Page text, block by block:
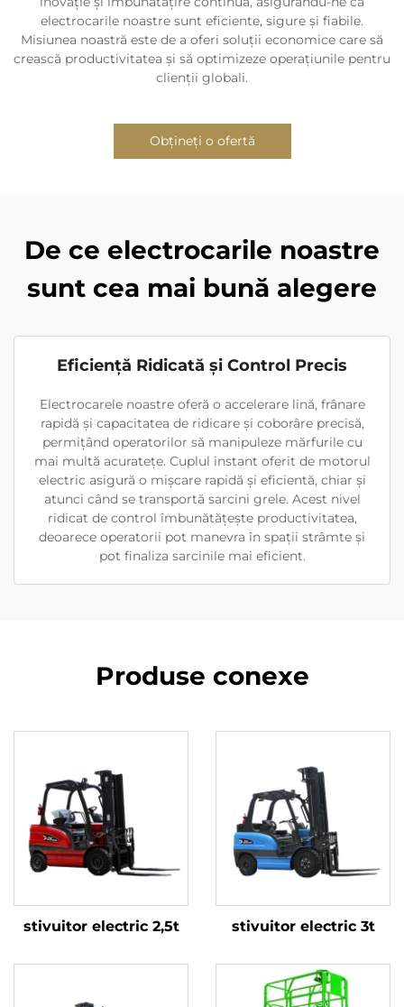
electrocarile noastre sunt eficiente, sigure și fiabile.
Misiunea noastră este de a oferi soluții economice care să
crească productivitatea și să optimizeze operațiunile pentru
clienții globali.
Obțineți o ofertă
De ce electrocarile noastre
sunt cea mai bună alegere
Eficiență Ridicată și Control Precis
Electrocarele noastre oferă o accelerare lină, frânare
rapidă și capacitatea de ridicare și coborâre precisă,
permițând operatorilor să manipuleze mărfurile cu
mai multă acuratețe. Cuplul instant oferit de motorul
electric asigură o mișcare rapidă și eficientă, chiar și
atunci când se transportă sarcini grele. Acest nivel
ridicat de control îmbunătățește productivitatea,
deoarece operatorii pot manevra în spații strâmte și
pot finaliza sarcinile mai eficient.
Produse conexe
stivuitor electric 2,5t stivuitor electric 3t